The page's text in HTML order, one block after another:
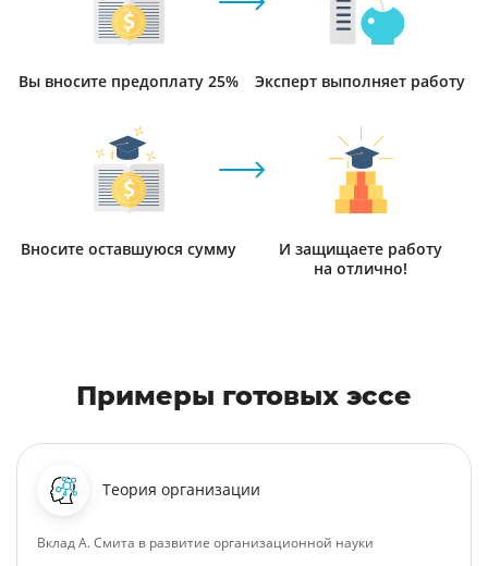
Вы вносите предоплату 25% Эксперт выполняет работу
Вносите оставшуюся сумму
И защищаете работу
на отлично!
Примеры готовых эссе
Теория организации
Вклад А. Смита в развитие организационной науки